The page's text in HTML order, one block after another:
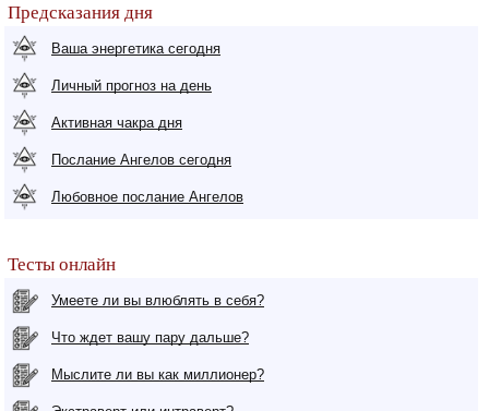
Предсказания дня
Ваша энергетика сегодня
Личный прогноз на день
Активная чакра дня
Послание Ангелов сегодня
Любовное послание Ангелов
Тесты онлайн
Умеете ли вы влюблять в себя?
Что ждет вашу пару дальше?
Мыслите ли вы как миллионер?